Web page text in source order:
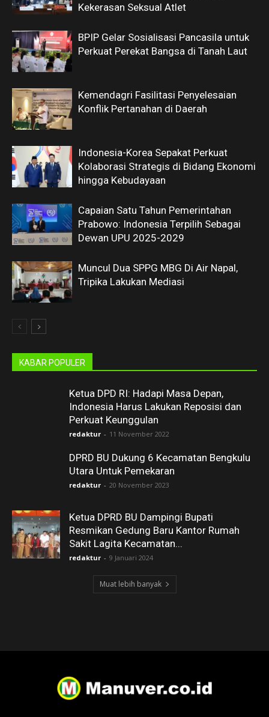
Kekerasan Seksual Atlet
BPIP Gelar Sosialisasi Pancasila untuk
Perkuat Perekat Bangsa di Tanah Laut
Kemendagri Fasilitasi Penyelesaian
Konflik Pertanahan di Daerah
Indonesia-Korea Sepakat Perkuat
Kolaborasi Strategis di Bidang Ekonomi
hingga Kebudayaan
Capaian Satu Tahun Pemerintahan
Prabowo: Indonesia Terpilih Sebagai
Dewan UPU 2025-2029
Muncul Dua SPPG MBG Di Air Napal,
Tripika Lakukan Mediasi
KABAR POPULER
Ketua DPD RI: Hadapi Masa Depan,
Indonesia Harus Lakukan Reposisi dan
Perkuat Keunggulan
redaktur - 11 November 2022
DPRD BU Dukung 6 Kecamatan Bengkulu
Utara Untuk Pemekaran
redaktur - 20 November 2023
Ketua DPRD BU Dampingi Bupati
Resmikan Gedung Baru Kantor Rumah
Sakit Lagita Kecamatan...
redaktur - 9 Januari 2024
Muat lebih banyak